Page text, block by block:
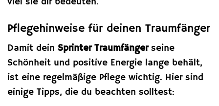
Pflegehinweise für deinen Traumfänger
Damit dein Sprinter Traumfängerseine
Schönheit und positive Energie lange behält,
ist eine regelmäßige Pflege wichtig. Hier sind
einige Tipps, die du beachten solltest: